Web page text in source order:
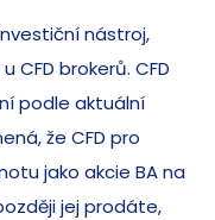
nástroj,
brokerů. CFD
podle aktuální
že CFD pro
jako akcie BA na
jej prodáte,